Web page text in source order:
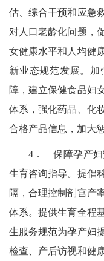
估、综合干预和应急
对人口老龄化问题，
女健康水平和人均健
新业态规范发展。加
障，建立保健食品妇
体系，强化药品、化
合格产品信息，加大
4．保障孕产妇
生育咨询指导。提倡
隔，合理控制剖宫产
体系。提供生育全程
生服务规范为孕产妇
检查、产后访视和健